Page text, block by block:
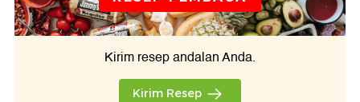
Kirim resep andalan Anda.
Kirim Resep